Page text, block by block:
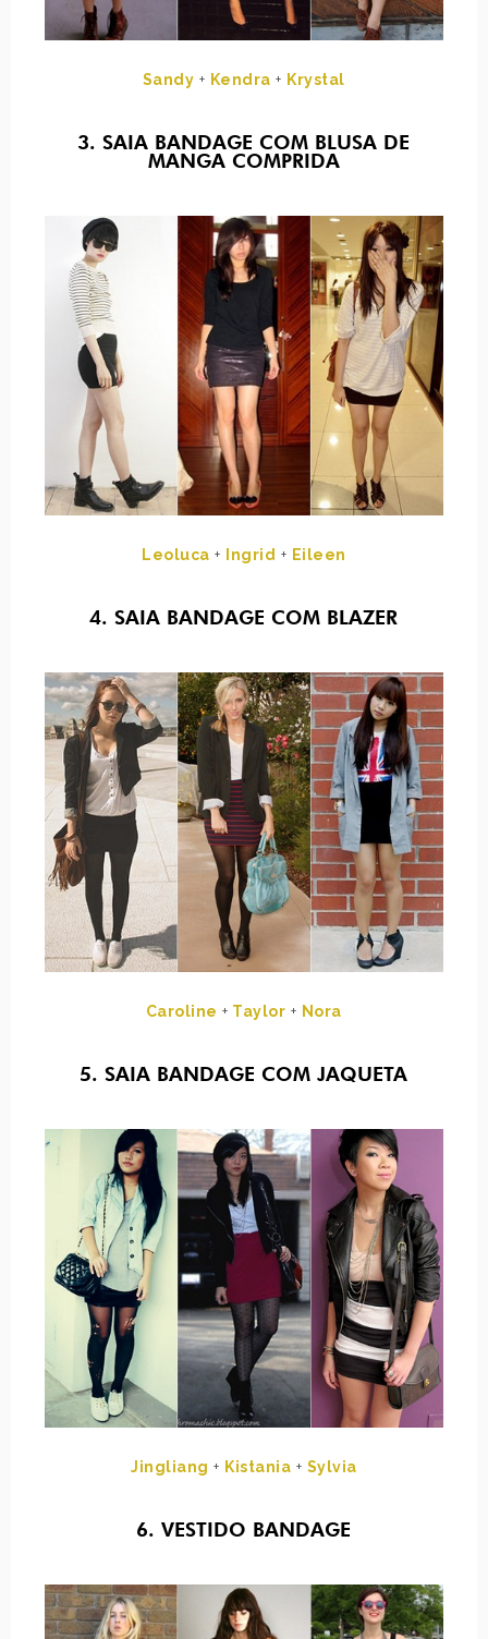
Sandy + Kendra + Krystal
3. SAIA BANDAGE COM BLUSA DE
MANGA COMPRIDA
Leoluca + Ingrid + Eileen
4. SAIA BANDAGE COM BLAZER
Caroline + Taylor + Nora
5. SAIA BANDAGE COM JAQUETA
Jingliang + Kistania + Sylvia
6. VESTIDO BANDAGE